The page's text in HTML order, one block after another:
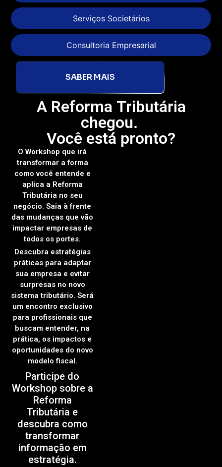
Serviços Societários
Consultoria Empresarial
SABER MAIS
A Reforma Tributária
chegou.
Você está pronto?
O Workshop que irá
transformar a forma
como você entende e
aplica a Reforma
Tributária no seu
negócio. Saia à frente
das mudanças que vão
impactar empresas de
todos os portes.
Descubra estratégias
práticas para adaptar
sua empresa e evitar
surpresas no novo
sistema tributário. Será
um encontro exclusivo
para profissionais que
buscam entender, na
prática, os impactos e
oportunidades do novo
modelo fiscal.
Participe do
Workshop sobre a
Reforma
Tributária e
descubra como
transformar
informação em
estratégia.